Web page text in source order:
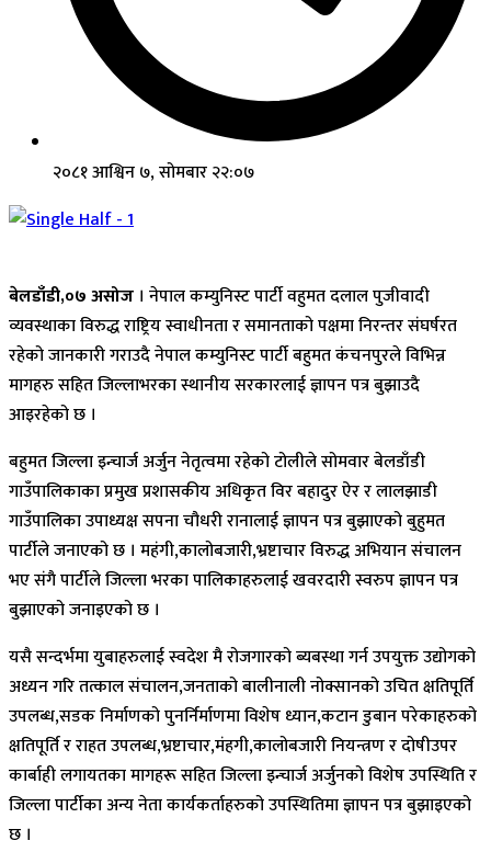
२०८१ आश्विन ७, सोमबार २२:०७
बेलडाँडी,०७ असोज । नेपाल कम्युनिस्ट पार्टी वहुमत दलाल पुजीवादी
व्यवस्थाका विरुद्ध राष्ट्रिय स्वाधीनता र समानताको पक्षमा निरन्तर संघर्षरत
रहेको जानकारी गराउदै नेपाल कम्युनिस्ट पार्टी बहुमत कंचनपुरले विभिन्न
मागहरु सहित जिल्लाभरका स्थानीय सरकारलाई ज्ञापन पत्र बुझाउदै
आइरहेको छ ।
बहुमत जिल्ला इन्चार्ज अर्जुन नेतृत्वमा रहेको टोलीले सोमवार बेलडाँडी
गाउँपालिकाका प्रमुख प्रशासकीय अधिकृत विर बहादुर ऐर र लालझाडी
गाउँपालिका उपाध्यक्ष सपना चौधरी रानालाई ज्ञापन पत्र बुझाएको बुहुमत
पार्टीले जनाएको छ । महंगी,कालोबजारी,भ्रष्टाचार विरुद्ध अभियान संचालन
भए संगै पार्टीले जिल्ला भरका पालिकाहरुलाई खवरदारी स्वरुप ज्ञापन पत्र
बुझाएको जनाइएको छ ।
यसै सन्दर्भमा युबाहरुलाई स्वदेश मै रोजगारको ब्यबस्था गर्न उपयुक्त उद्योगको
अध्यन गरि तत्काल संचालन,जनताको बालीनाली नोक्सानको उचित क्षतिपूर्ति
उपलब्ध,सडक निर्माणको पुनर्निर्माणमा विशेष ध्यान,कटान डुबान परेकाहरुको
क्षतिपूर्ति र राहत उपलब्ध,भ्रष्टाचार,मंहगी,कालोबजारी नियन्त्रण र दोषीउपर
कार्बाही लगायतका मागहरू सहित जिल्ला इन्चार्ज अर्जुनको विशेष उपस्थिति र
जिल्ला पार्टीका अन्य नेता कार्यकर्ताहरुको उपस्थितिमा ज्ञापन पत्र बुझाइएको
छ ।